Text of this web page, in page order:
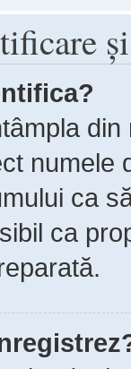
numele
ca
ca